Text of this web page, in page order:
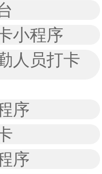
小程序
人员打卡
序
序